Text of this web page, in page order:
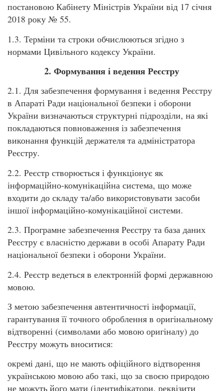
постановою Кабінету Міністрів України від 17 січня
2018 року № 55.
1.3. Терміни та строки обчислюються згідно з
нормами Цивільного кодексу України.
2. Формування і ведення Реєстру
2.1. Для забезпечення формування і ведення Реєстру
в Апараті Ради національної безпеки і оборони
України визначаються структурні підрозділи, на які
покладаються повноваження із забезпечення
виконання функцій держателя та адміністратора
Реєстру.
2.2. Реєстр створюється і функціонує як
інформаційно-комунікаційна система, що може
входити до складу та/або використовувати засоби
іншої інформаційно-комунікаційної системи.
2.3. Програмне забезпечення Реєстру та база даних
Реєстру є власністю держави в особі Апарату Ради
національної безпеки і оборони України.
2.4. Реєстр ведеться в електронній формі державною
мовою.
З метою забезпечення автентичності інформації,
гарантування її точного оброблення в оригінальному
відтворенні (символами або мовою оригіналу) до
Реєстру можуть вноситися:
окремі дані, що не мають офіційного відтворення
українською мовою або такі, що за своєю природою
не можуть його мати (ідентифікатори, реквізити